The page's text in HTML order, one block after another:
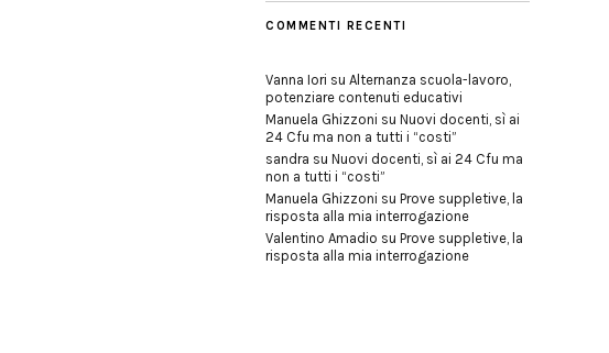
COMMENTI RECENTI
Vanna Iori su Alternanza scuola-lavoro,
potenziare contenuti educativi
Manuela Ghizzoni su Nuovi docenti, sì ai
24 Cfu ma non a tutti i “costi”
sandra su Nuovi docenti, sì ai 24 Cfu ma
non a tutti i “costi”
Manuela Ghizzoni su Prove suppletive, la
risposta alla mia interrogazione
Valentino Amadio su Prove suppletive, la
risposta alla mia interrogazione